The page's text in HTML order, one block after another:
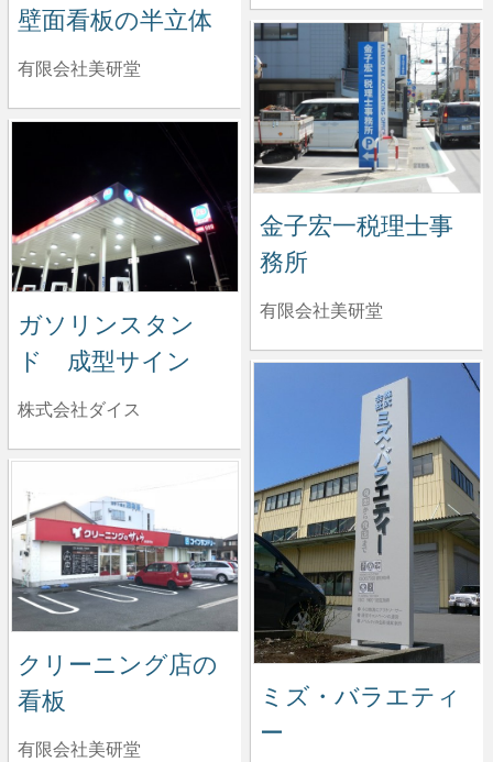
壁面看板の半立体
有限会社美研堂
金子宏一税理士事
務所
有限会社美研堂
ガソリンスタン
ド 成型サイン
株式会社ダイス
ミズ・バラエティ
ー
クリーニング店の
看板
有限会社美研堂